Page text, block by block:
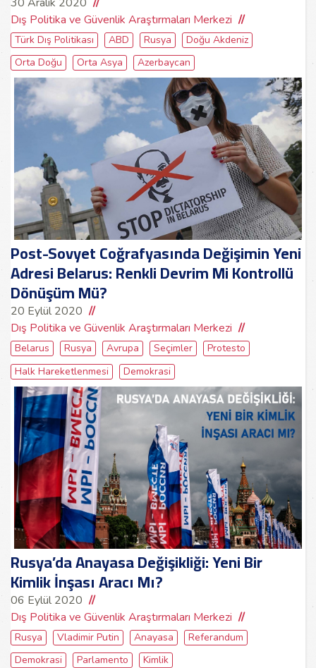
Dış Politika ve Güvenlik Araştırmaları Merkezi
Türk Dış Politikası ABD Rusya
Doğu Akdeniz
Orta Doğu
Orta Asya Azerbaycan
Post-Sovyet Coğrafyasında Değişimin Yeni
Adresi Belarus: Renkli Devrim Mi Kontrollü
Dönüşüm Mü?
20 Eylül 2020
Dış Politika ve Güvenlik Araştırmaları Merkezi
Belarus Rusya Avrupa Seçimler
Protesto
Halk Hareketlenmesi
Demokrasi
Rusya’da Anayasa Değişikliği: Yeni Bir
Kimlik İnşası Aracı Mı?
06 Eylül 2020
Dış Politika ve Güvenlik Araştırmaları Merkezi
Rusya Vladimir Putin Anayasa
Referandum
Demokrasi
Parlamento Kimlik